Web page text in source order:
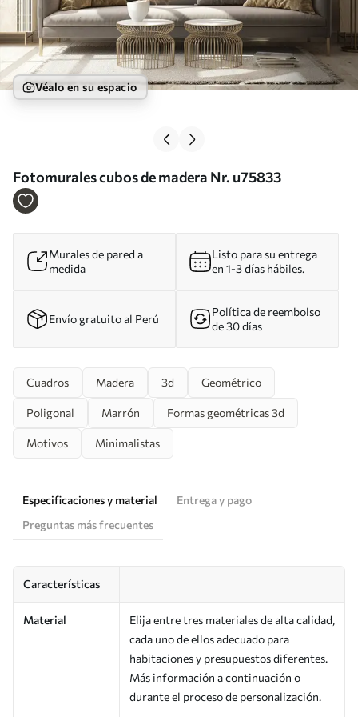
Véalo en su espacio
Fotomurales cubos de madera Nr. u75833
Murales de pared a
medida
Listo para su entrega
en 1-3 días hábiles.
Envío gratuito al Perú
Política de reembolso
de 30 días
Cuadros Madera 3d Geométrico
Poligonal Marrón Formas geométricas 3d
Motivos Minimalistas
Especificaciones y material
Entrega y pago
Preguntas más frecuentes
Características
Material
Elija entre tres materiales de alta calidad,
cada uno de ellos adecuado para
habitaciones y presupuestos diferentes.
Más información a continuación o
durante el proceso de personalización.